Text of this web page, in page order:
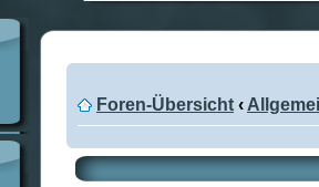
Foren-Übersicht ‹